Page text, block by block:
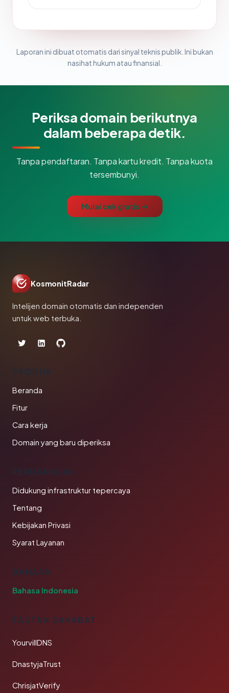
Laporan ini dibuat otomatis dari sinyal teknis publik. Ini bukan
nasihat hukum atau finansial.
Periksa domain berikutnya
dalam beberapa detik.
Tanpa pendaftaran. Tanpa kartu kredit. Tanpa kuota
tersembunyi.
Mulai cek gratis →
KosmonitRadar
Intelijen domain otomatis dan independen
untuk web terbuka.
PRODUK
Beranda
Fitur
Cara kerja
Domain yang baru diperiksa
PERUSAHAAN
Didukung infrastruktur tepercaya
Tentang
Kebijakan Privasi
Syarat Layanan
BAHASA
Bahasa Indonesia
TAUTAN SAHABAT
YourvillDNS
DnastyjaTrust
ChrisjatVerify